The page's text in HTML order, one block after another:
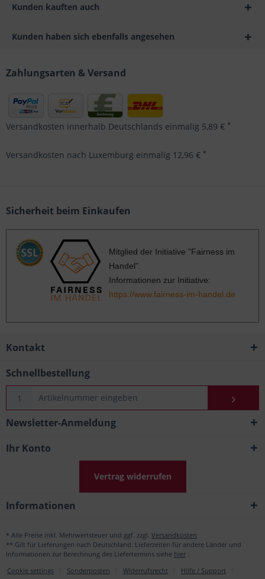
Kunden kauften auch
Kunden haben sich ebenfalls angesehen
Zahlungsarten & Versand
Versandkosten innerhalb Deutschlands einmalig 5,89 € *
Versandkosten nach Luxemburg einmalig 12,96 € *
Sicherheit beim Einkaufen
Mitglied der Initiative "Fairness im
Handel".
Informationen zur Initiative:
https://www.fairness-im-handel.de
Kontakt
Schnellbestellung
Newsletter-Anmeldung
Ihr Konto
Vertrag widerrufen
Informationen
* Alle Preise inkl. Mehrwertsteuer und ggf. zzgl. Versandkosten
** Gilt für Lieferungen nach Deutschland. Lieferzeiten für andere Länder und
Informationen zur Berechnung des Liefertermins siehe hier
Cookie settings
Sonderposten Widerrufsrecht Hilfe / Support